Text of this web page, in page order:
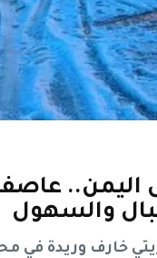
اليمن..
والسهول
خارف وريدة في